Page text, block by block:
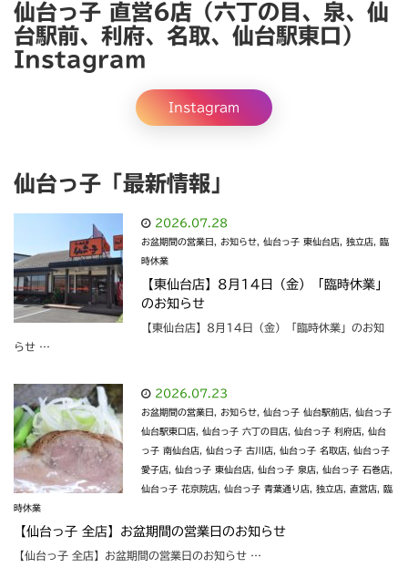
仙台っ子 直営6店（六丁の目、泉、仙
台駅前、利府、名取、仙台駅東口）
Instagram
Instagram
仙台っ子「最新情報」
2026.07.28
お盆期間の営業日 , お知らせ, 仙台っ子 東仙台店, 独立店, 臨
時休業
【東仙台店】8月14日（金）「臨時休業」
のお知らせ
【東仙台店】8月14日（金）「臨時休業」のお知
らせ …
2026.07.23
お盆期間の営業日 , お知らせ, 仙台っ子 仙台駅前店, 仙台っ子
仙台駅東口店, 仙台っ子 六丁の目店, 仙台っ子 利府店, 仙台
っ子 南仙台店, 仙台っ子 古川店, 仙台っ子 名取店, 仙台っ子
愛子店, 仙台っ子 東仙台店, 仙台っ子 泉店, 仙台っ子 石巻店,
仙台っ子 花京院店, 仙台っ子 青葉通り店, 独立店, 直営店, 臨
時休業
【仙台っ子 全店】お盆期間の営業日のお知らせ
【仙台っ子 全店】お盆期間の営業日のお知らせ …